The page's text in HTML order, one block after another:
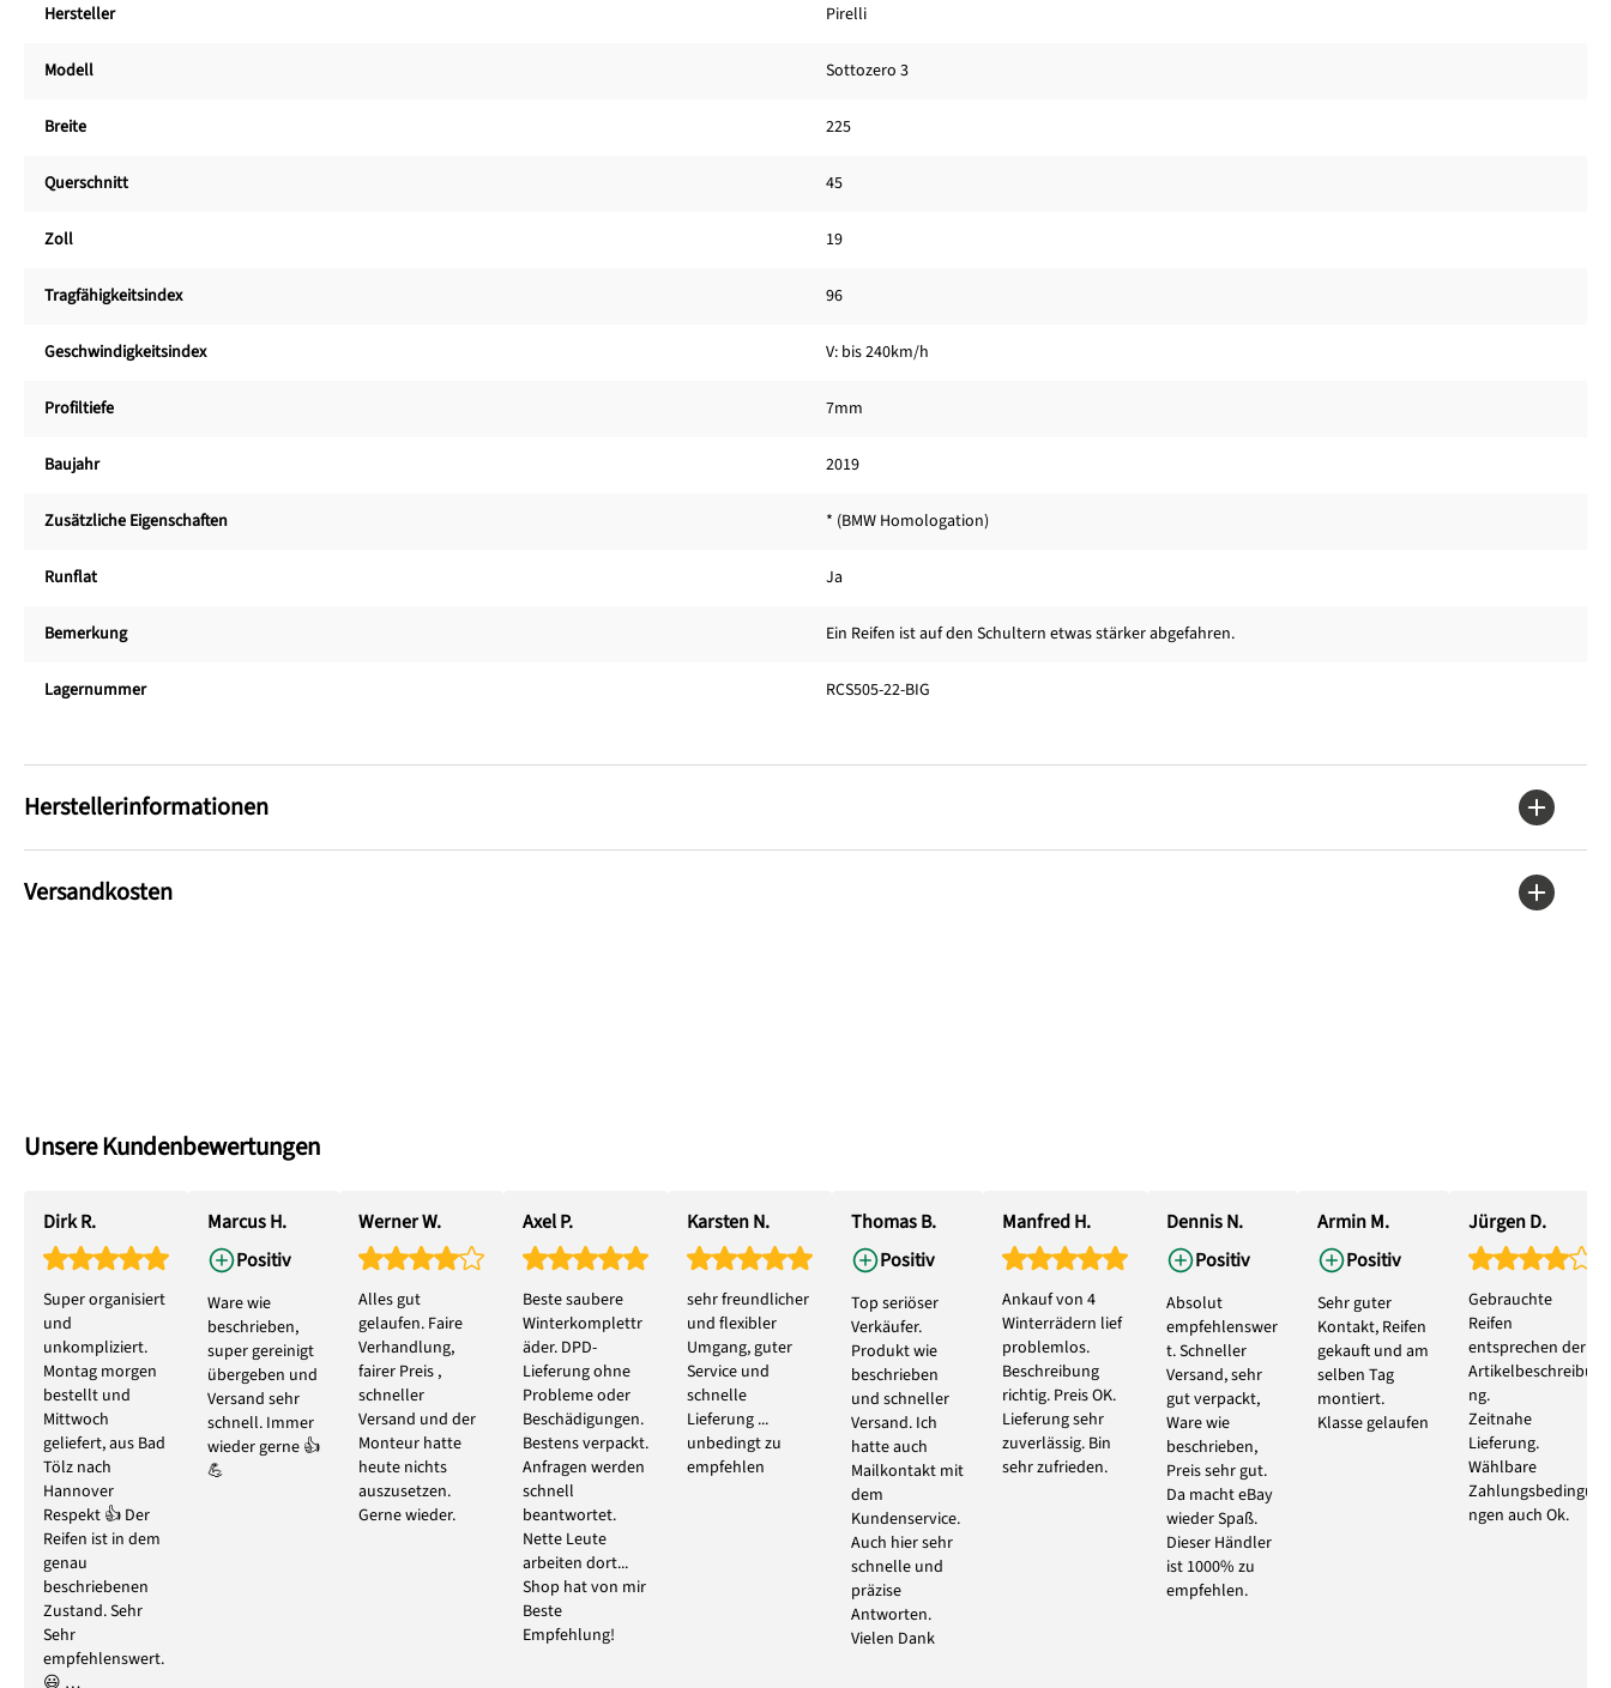
Hersteller Pirelli
Modell Sottozero 3
Breite 225
Querschnitt 45
Zoll 19
Tragfähigkeitsindex 96
Geschwindigkeitsindex V: bis 240km/h
Profiltiefe 7mm
Baujahr 2019
Zusätzliche Eigenschaften * (BMW Homologation)
Runflat Ja
Bemerkung Ein Reifen ist auf den Schultern etwas stärker abgefahren.
Lagernummer RCS505-22-BIG
Herstellerinformationen
Versandkosten
Unsere Kundenbewertungen
Dirk R.
Super organisiert
und
unkompliziert.
Montag morgen
bestellt und
Mittwoch
geliefert, aus Bad
Tölz nach
Hannover
Respekt 👍 Der
Reifen ist in dem
genau
beschriebenen
Zustand. Sehr
Sehr
empfehlenswert.
Marcus H.
Positiv
Ware wie
beschrieben,
super gereinigt
übergeben und
Versand sehr
schnell. Immer
wieder gerne 👍
💪
Werner W.
Alles gut
gelaufen. Faire
Verhandlung,
fairer Preis ,
schneller
Versand und der
Monteur hatte
heute nichts
auszusetzen.
Gerne wieder.
Axel P.
Beste saubere
Winterkomplettr
äder. DPD-
Lieferung ohne
Probleme oder
Beschädigungen.
Bestens verpackt.
Anfragen werden
schnell
beantwortet.
Nette Leute
arbeiten dort...
Shop hat von mir
Beste
Empfehlung!
Karsten N.
sehr freundlicher
und flexibler
Umgang, guter
Service und
schnelle
Lieferung ...
unbedingt zu
empfehlen
Thomas B.
Positiv
Top seriöser
Verkäufer.
Produkt wie
beschrieben
und schneller
Versand. Ich
hatte auch
Mailkontakt mit
dem
Kundenservice.
Auch hier sehr
schnelle und
präzise
Antworten.
Vielen Dank
Manfred H.
Ankauf von 4
Winterrädern lief
problemlos.
Beschreibung
richtig. Preis OK.
Lieferung sehr
zuverlässig. Bin
sehr zufrieden.
Dennis N.
Positiv
Absolut
empfehlenswer
t. Schneller
Versand, sehr
gut verpackt,
Ware wie
beschrieben,
Preis sehr gut.
Da macht eBay
wieder Spaß.
Dieser Händler
ist 1000% zu
empfehlen.
Armin M.
Positiv
Sehr guter
Kontakt, Reifen
gekauft und am
selben Tag
montiert.
Klasse gelaufen
Jürgen D.
Gebrauchte
Reifen
entsprechen der
Artikelbeschreibu
ng.
Zeitnahe
Lieferung.
Wählbare
Zahlungsbedingu
ngen auch Ok.